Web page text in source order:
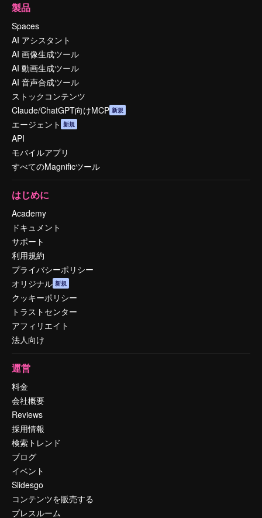
製品
Spaces
AI アシスタント
AI 画像生成ツール
AI 動画生成ツール
AI 音声合成ツール
ストックコンテンツ
Claude/ChatGPT向けMCP 新規
エージェント 新規
API
モバイルアプリ
すべてのMagnificツール
はじめに
Academy
ドキュメント
サポート
利用規約
プライバシーポリシー
オリジナル 新規
クッキーポリシー
トラストセンター
アフィリエイト
法人向け
運営
料金
会社概要
Reviews
採用情報
検索トレンド
ブログ
イベント
Slidesgo
コンテンツを販売する
プレスルーム